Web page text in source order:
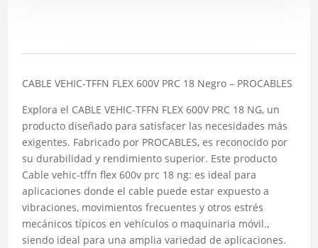
CABLE VEHIC-TFFN FLEX 600V PRC 18 Negro – PROCABLES
Explora el CABLE VEHIC-TFFN FLEX 600V PRC 18 NG, un
producto diseñado para satisfacer las necesidades más
exigentes. Fabricado por PROCABLES, es reconocido por
su durabilidad y rendimiento superior. Este producto
Cable vehic-tffn flex 600v prc 18 ng: es ideal para
aplicaciones donde el cable puede estar expuesto a
vibraciones, movimientos frecuentes y otros estrés
mecánicos típicos en vehículos o maquinaria móvil.,
siendo ideal para una amplia variedad de aplicaciones.